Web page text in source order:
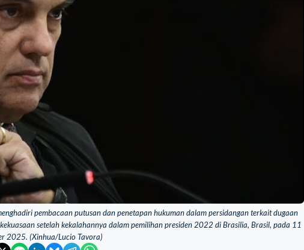
pembacaan putusan dan penetapan hukuman dalam persidangan terkait dugaan
setelah kekalahannya dalam pemilihan presiden 2022 di Brasilia, Brasil, pada 11
2025. (Xinhua/Lucio Tavora)